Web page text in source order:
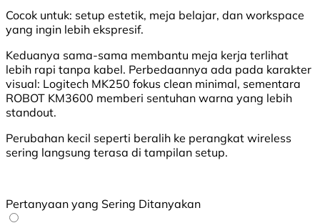
Cocok untuk: setup estetik, meja belajar, dan workspace
yang ingin lebih ekspresif.
Keduanya sama-sama membantu meja kerja terlihat
lebih rapi tanpa kabel. Perbedaannya ada pada karakter
visual: Logitech MK250 fokus clean minimal, sementara
ROBOT KM3600 memberi sentuhan warna yang lebih
standout.
Perubahan kecil seperti beralih ke perangkat wireless
sering langsung terasa di tampilan setup.
Pertanyaan yang Sering Ditanyakan